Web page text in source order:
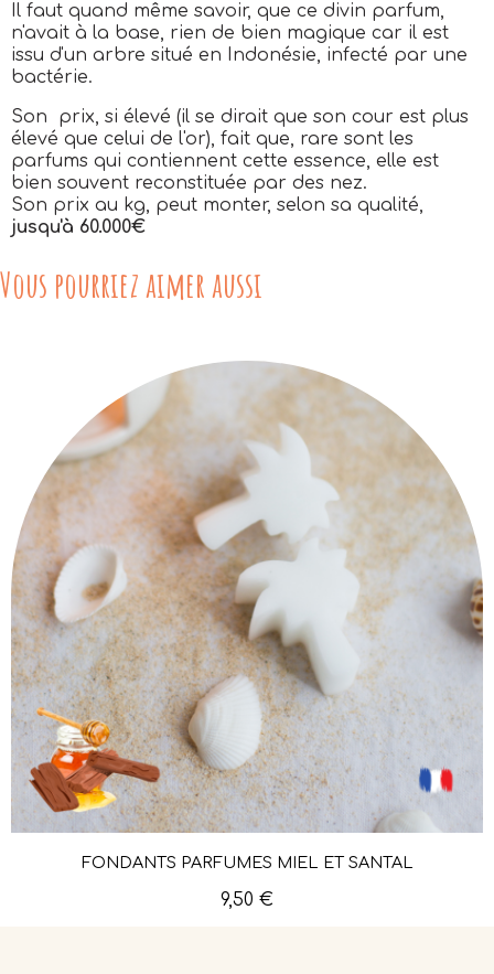
Il faut quand même savoir, que ce divin parfum,
n'avait à la base, rien de bien magique car il est
issu d'un arbre situé en Indonésie, infecté par une
bactérie.
Son prix, si élevé (il se dirait que son cour est plus
élevé que celui de l'or), fait que, rare sont les
parfums qui contiennent cette essence, elle est
bien souvent reconstituée par des nez.
Son prix au kg, peut monter, selon sa qualité,
jusqu'à 60.000€
Vous pourriez aimer aussi
Aperçu rapide
FONDANTS PARFUMÉS MIEL ET SANTAL
9,50 €